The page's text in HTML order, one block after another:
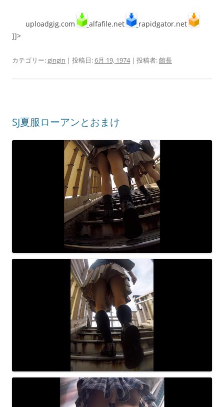
uploadgig.com alfafile.net
rapidgator.net
]]>
カテゴリー:gingin | 投稿日:6月 19, 1974| 投稿者:館長
SJ夏服ローアンとおまけ